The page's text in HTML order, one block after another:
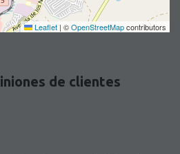
Leaflet |©OpenStreetMapcontributors
de clientes